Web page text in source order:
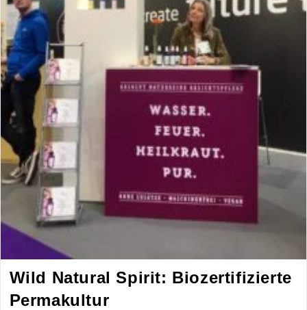
Wild Natural Spirit: Biozertifizierte
Permakultur